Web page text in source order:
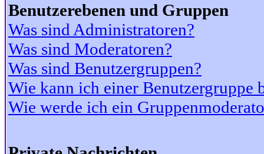
Benutzerebenen und Gruppen
Was sind Administratoren?
Was sind Moderatoren?
Was sind Benutzergruppen?
Wie kann ich einer Benutzergruppe
Wie werde ich ein